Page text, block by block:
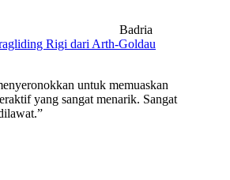
Badria
Rigi dari Arth-Goldau
untuk memuaskan
yang sangat menarik. Sangat